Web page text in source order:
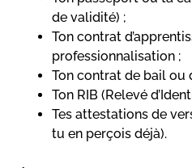
de validité) ;
Ton contrat
professionnalisation ;
Ton contrat de bail ou
Ton RIB (Relevé
Tes attestations de
tu en perçois déjà).